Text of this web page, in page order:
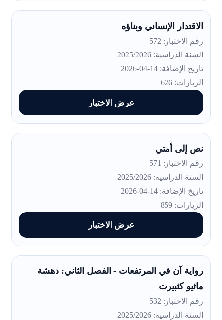
الاقتدار الإنساني وبناؤه
رقم الاختبار: 572
السنة الدراسية: 2025/2026
تاريخ الإضافة: 14-04-2026
الزيارات: 626
عرض الاختبار
نص إلى أمتي
رقم الاختبار: 571
السنة الدراسية: 2025/2026
تاريخ الإضافة: 14-04-2026
الزيارات: 859
عرض الاختبار
رواية آن في المرتفعات - الفصل الثاني: دهشة
ماثيو كثبيرت
رقم الاختبار: 532
السنة الدراسية: 2025/2026